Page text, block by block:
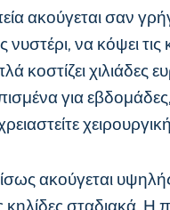
ακούγεται σαν
να κόψει τις
κοστίζει χιλιάδες
για εβδομάδες,
ακούγεται